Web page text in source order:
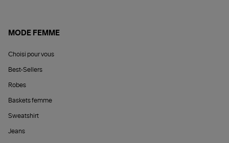
MODE FEMME
Choisi pour vous
Best-Sellers
Robes
Baskets femme
Sweatshirt
Jeans